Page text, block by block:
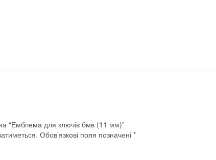
“Емблема для ключів бмв (11 мм)”
Обов’язкові поля позначені *